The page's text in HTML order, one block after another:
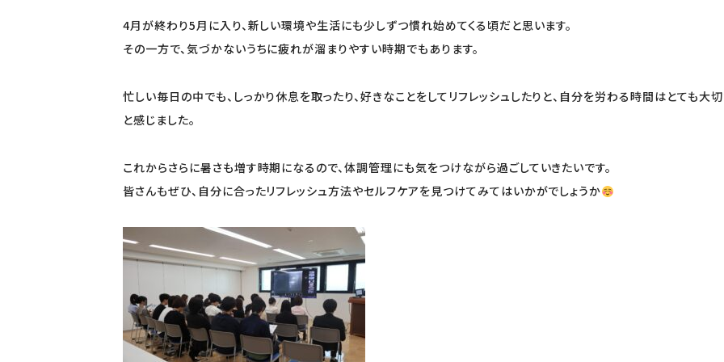
4月が終わり5月に入り、新しい環境や生活にも少しずつ慣れ始めてくる頃だと思います。
その一方で、気づかないうちに疲れが溜まりやすい時期でもあります。
忙しい毎日の中でも、しっかり休息を取ったり、好きなことをしてリフレッシュしたりと、自分を労わる時間はとても大
と感じました。
これからさらに暑さも増す時期になるので、体調管理にも気をつけながら過ごしていきたいです。
皆さんもぜひ、自分に合ったリフレッシュ方法やセルフケアを見つけてみてはいかがでしょうか